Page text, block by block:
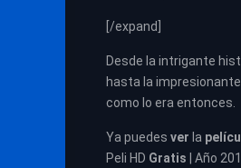
[/expand]
Desde la intrigante
hasta la
como lo era entonces.
Ya puedes ver la
Peli HD Gratis | Año